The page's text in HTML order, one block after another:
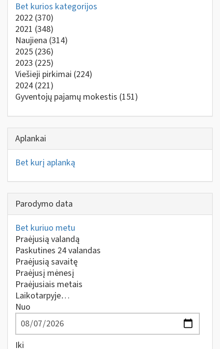
Bet kurios kategorijos
2022 (370)
2021 (348)
Naujiena (314)
2025 (236)
2023 (225)
Viešieji pirkimai (224)
2024 (221)
Gyventojų pajamų mokestis (151)
Aplankai
Bet kurį aplanką
Parodymo data
Bet kuriuo metu
Praėjusią valandą
Paskutines 24 valandas
Praėjusią savaitę
Praėjusį mėnesį
Praėjusiais metais
Laikotarpyje…
Nuo
Iki